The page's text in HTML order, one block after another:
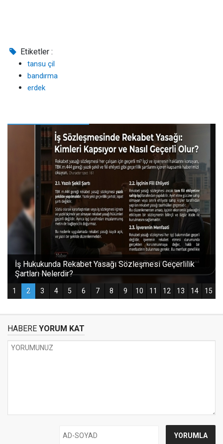
Etiketler :
tansu çil
bandırma
erdek
HABERE YORUM KAT